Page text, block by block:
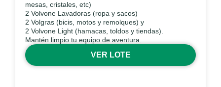
mesas, cristales, etc)
2 Volvone Lavadoras (ropa y sacos)
2 Volgras (bicis, motos y remolques) y
2 Volvone Light (hamacas, toldos y tiendas).
Mantén limpio tu equipo de aventura.
VER LOTE